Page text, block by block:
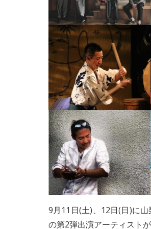
9月11日(土)、12日(日)に
の第2弾出演アーティストが